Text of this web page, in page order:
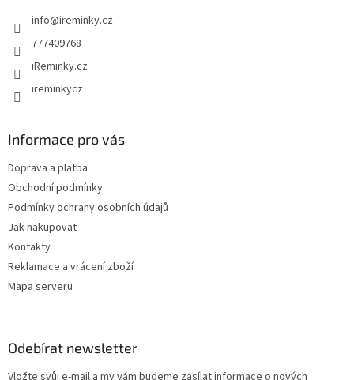
info@ireminky.cz
777409768
iReminky.cz
ireminkycz
Informace pro vás
Doprava a platba
Obchodní podmínky
Podmínky ochrany osobních údajů
Jak nakupovat
Kontakty
Reklamace a vrácení zboží
Mapa serveru
Odebírat newsletter
Vložte svůj e-mail a my vám budeme zasílat informace o nových